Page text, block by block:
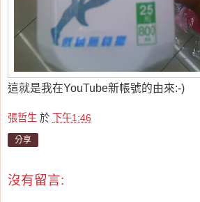
這就是我在YouTube新帳號的由來:-)
張哲生 於 下午1:46
分享
沒有留言: